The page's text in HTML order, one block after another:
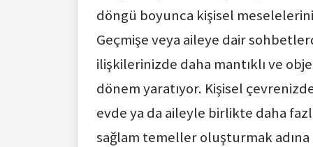
döngü boyunca kişisel
Geçmişe veya aileye dair
ilişkilerinizde daha mantıklı ve
dönem yaratıyor. Kişisel
evde ya da aileyle birlikte daha
sağlam temeller oluşturmak